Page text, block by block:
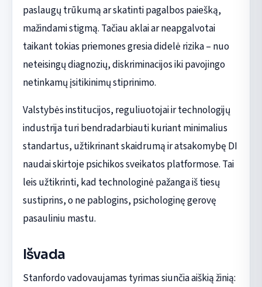
paslaugų trūkumą ar skatinti pagalbos paiešką,
mažindami stigmą. Tačiau aklai ar neapgalvotai
taikant tokias priemones gresia didelė rizika – nuo
neteisingų diagnozių, diskriminacijos iki pavojingo
netinkamų įsitikinimų stiprinimo.
Valstybės institucijos, reguliuotojai ir technologijų
industrija turi bendradarbiauti kuriant minimalius
standartus, užtikrinant skaidrumą ir atsakomybę DI
naudai skirtoje psichikos sveikatos platformose. Tai
leis užtikrinti, kad technologinė pažanga iš tiesų
sustiprins, o ne pablogins, psichologinę gerovę
pasauliniu mastu.
Išvada
Stanfordo vadovaujamas tyrimas siunčia aiškią žinią: